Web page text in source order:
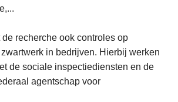
recherche ook controles op
in bedrijven. Hierbij werken
de sociale inspectiediensten en de
agentschap voor